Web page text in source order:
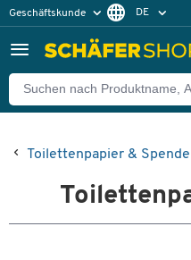
Geschäftskunde DE
Toilettenpapier &